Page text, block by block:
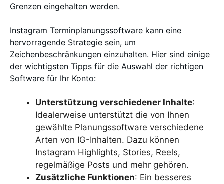
Grenzen eingehalten werden.
Instagram Terminplanungssoftware kann eine
hervorragende Strategie sein, um
Zeichenbeschränkungen einzuhalten. Hier sind einige
der wichtigsten Tipps für die Auswahl der richtigen
Software für Ihr Konto:
Unterstützung verschiedener Inhalte:
Idealerweise unterstützt die von Ihnen
gewählte Planungssoftware verschiedene
Arten von IG-Inhalten. Dazu können
Instagram Highlights, Stories, Reels,
regelmäßige Posts und mehr gehören.
Zusätzliche Funktionen: Ein besseres